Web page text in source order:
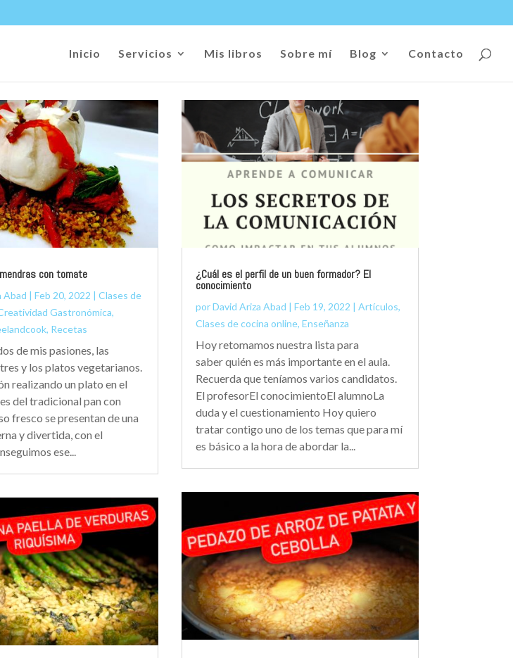
Inicio Servicios Mis libros Sobre mí Blog Contacto
con tomate
Abad | Feb 20, 2022 | Clases de
Gastronómica,
, Recetas
de mis pasiones, las
y los platos vegetarianos.
realizando un plato en el
del tradicional pan con
fresco se presentan de una
y divertida, con el
ese...
¿Cuál es el perfil de un buen formador? El
conocimiento
porDavid Ariza Abad | Feb 19, 2022 | Artículos,
Clases de cocina online, Enseñanza
Hoy retomamos nuestra lista para
saber quién es más importante en el aula.
Recuerda que teníamos varios candidatos.
El profesorEl conocimientoEl alumnoLa
duda y el cuestionamiento Hoy quiero
tratar contigo uno de los temas que para mí
es básico a la hora de abordar la...